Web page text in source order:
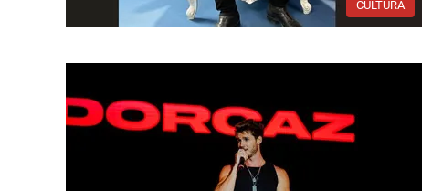
CULTURA